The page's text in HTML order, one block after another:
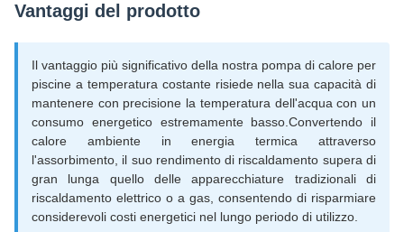
Vantaggi del prodotto
Il vantaggio più significativo della nostra pompa di calore per
piscine a temperatura costante risiede nella sua capacità di
mantenere con precisione la temperatura dell'acqua con un
consumo energetico estremamente basso.Convertendo il
calore ambiente in energia termica attraverso
l'assorbimento, il suo rendimento di riscaldamento supera di
gran lunga quello delle apparecchiature tradizionali di
riscaldamento elettrico o a gas, consentendo di risparmiare
considerevoli costi energetici nel lungo periodo di utilizzo.